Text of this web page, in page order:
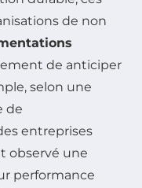
de non
de anticiper
selon une
de
entreprises
observé une
performance